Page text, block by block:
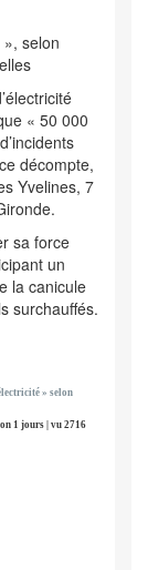
selon
« 50 000
décompte,
Yvelines, 7
sa force
un
la canicule
surchauffés.
» selon
1 jours | vu 2716